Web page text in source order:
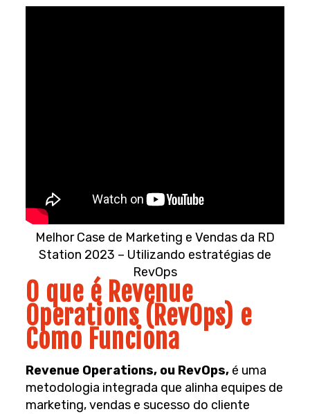
Melhor Case de Marketing e Vendas da RD
Station 2023 – Utilizando estratégias de
RevOps
O que é Revenue
Operations (RevOps) e
Como Funciona
Revenue Operations, ou RevOps,é uma
metodologia integrada que alinha equipes de
marketing, vendas e sucesso do cliente